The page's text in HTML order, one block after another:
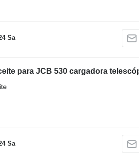
Sa
para JCB 530 cargadora
Sa